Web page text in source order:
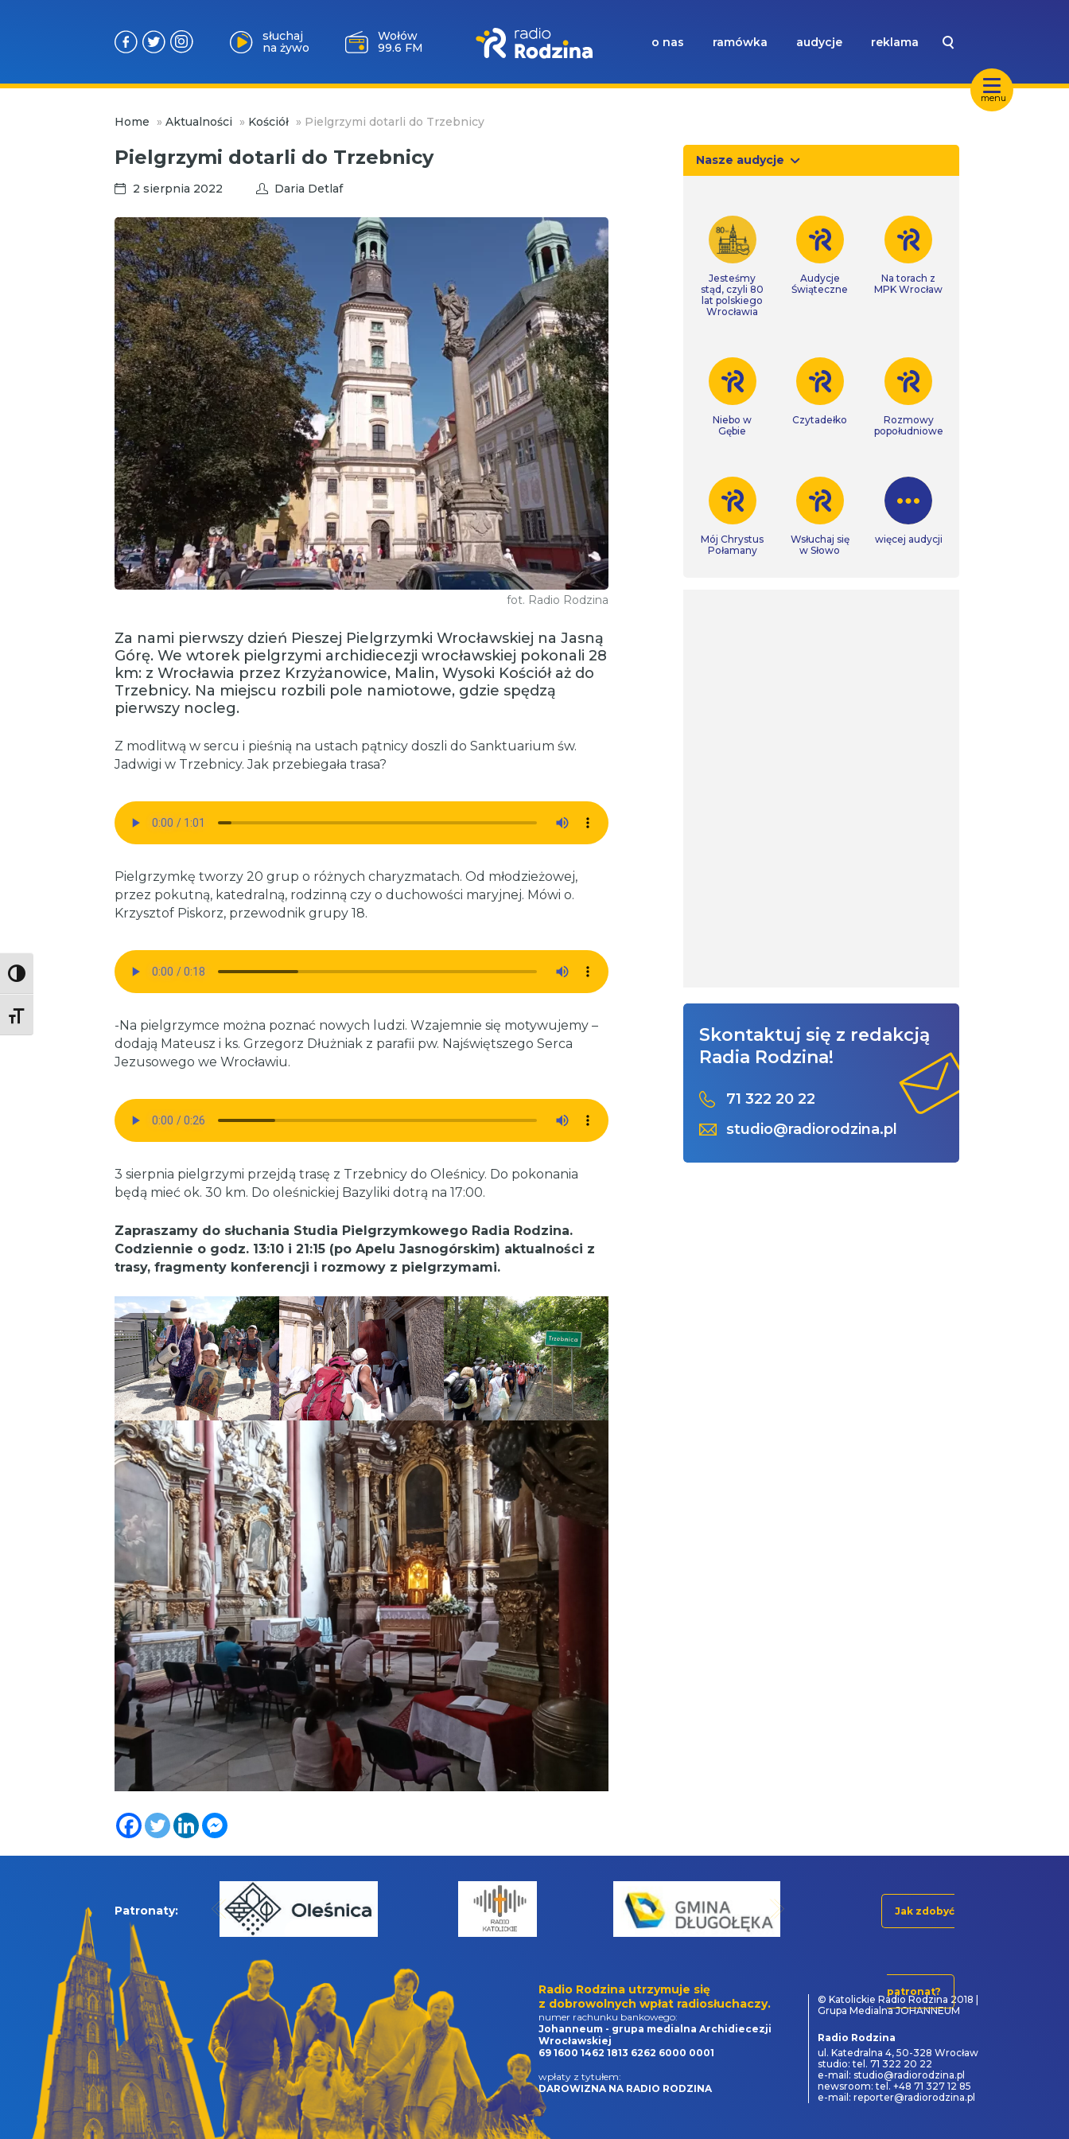
Toggle High Contrast
Toggle Font size
menu
słuchaj
na żywo
Wołów
99.6 FM
o nas ramówka audycje reklama
Home » Aktualności » Kościół » Pielgrzymi dotarli do Trzebnicy
Pielgrzymi dotarli do Trzebnicy
2 sierpnia 2022 Daria Detlaf
fot. Radio Rodzina
Za nami pierwszy dzień Pieszej Pielgrzymki Wrocławskiej na Jasną
Górę. We wtorek pielgrzymi archidiecezji wrocławskiej pokonali 28
km: z Wrocławia przez Krzyżanowice, Malin, Wysoki Kościół aż do
Trzebnicy. Na miejscu rozbili pole namiotowe, gdzie spędzą
pierwszy nocleg.
Z modlitwą w sercu i pieśnią na ustach pątnicy doszli do Sanktuarium św.
Jadwigi w Trzebnicy. Jak przebiegała trasa?
Pielgrzymkę tworzy 20 grup o różnych charyzmatach. Od młodzieżowej,
przez pokutną, katedralną, rodzinną czy o duchowości maryjnej. Mówi o.
Krzysztof Piskorz, przewodnik grupy 18.
-Na pielgrzymce można poznać nowych ludzi. Wzajemnie się motywujemy –
dodają Mateusz i ks. Grzegorz Dłużniak z parafii pw. Najświętszego Serca
Jezusowego we Wrocławiu.
3 sierpnia pielgrzymi przejdą trasę z Trzebnicy do Oleśnicy. Do pokonania
będą mieć ok. 30 km. Do oleśnickiej Bazyliki dotrą na 17:00.
Zapraszamy do słuchania Studia Pielgrzymkowego Radia Rodzina.
Codziennie o godz. 13:10 i 21:15 (po Apelu Jasnogórskim) aktualności z
trasy, fragmenty konferencji i rozmowy z pielgrzymami.
Nasze audycje
Jesteśmy
stąd, czyli 80
lat polskiego
Wrocławia
Audycje
Świąteczne
Na torach z
MPK Wrocław
Niebo w
Gębie
Czytadełko
Rozmowy
popołudniowe
Mój Chrystus
Połamany
Wsłuchaj się
w Słowo
więcej audycji
Skontaktuj się z redakcją
Radia Rodzina!
71 322 20 22
studio@radiorodzina.pl
Patronaty: Jak zdobyć
patronat?
Radio Rodzina utrzymuje się
z dobrowolnych wpłat radiosłuchaczy.
numer rachunku bankowego:
Johanneum - grupa medialna Archidiecezji
Wrocławskiej
69 1600 1462 1813 6262 6000 0001
wpłaty z tytułem:
DAROWIZNA NA RADIO RODZINA
© Katolickie Radio Rodzina 2018 |
Grupa Medialna JOHANNEUM
Radio Rodzina
ul. Katedralna 4, 50-328 Wrocław
studio: tel. 71 322 20 22
e-mail: studio@radiorodzina.pl
newsroom: tel. +48 71 327 12 85
e-mail: reporter@radiorodzina.pl